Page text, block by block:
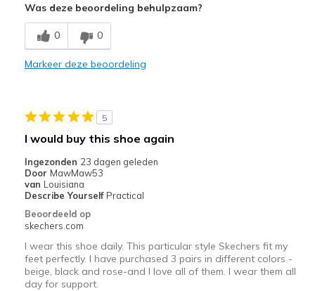
Breathe Well
Comfortable
Casual Wear
Width
Sizing
Feels true to size
View On Shoes
Was deze beoordeling behulpzaam?
0 0
Markeer deze beoordeling
5
I would buy this shoe again
Ingezonden 23 dagen geleden
Door MawMaw53
van Louisiana
Describe Yourself Practical
Beoordeeld op
skechers.com
I wear this shoe daily. This particular style Skechers fit my
feet perfectly. I have purchased 3 pairs in different colors -
beige, black and rose-and I love all of them. I wear them all
day for support.